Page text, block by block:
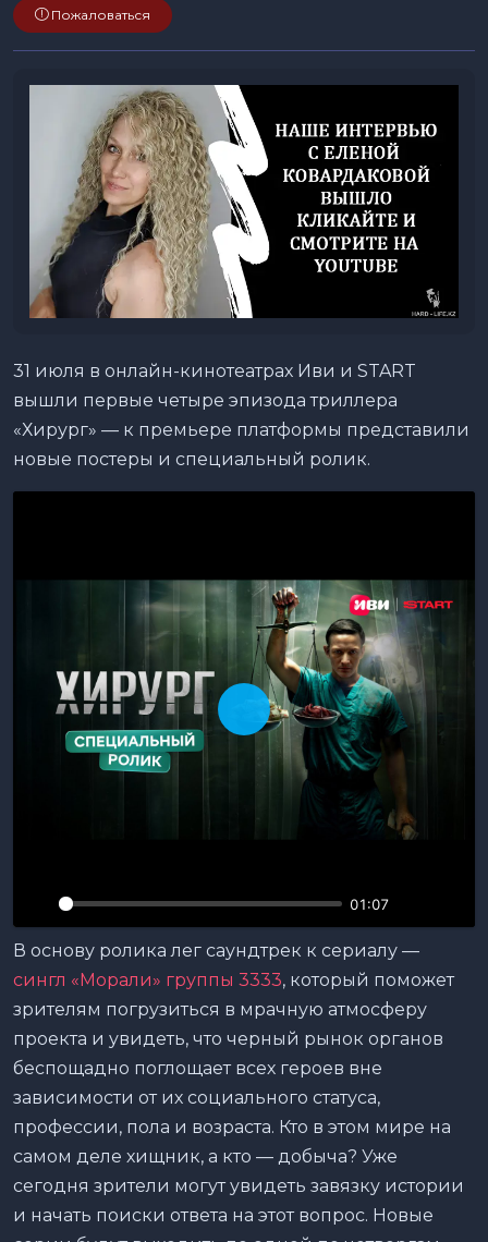
Пожаловаться
31 июля в онлайн-кинотеатрах Иви и START
вышли первые четыре эпизода триллера
«Хирург» — к премьере платформы представили
новые постеры и специальный ролик.
01:07
В
и
в
В основу ролика лег саундтрек к сериалу —
сингл «Морали» группы 3333, который поможет
зрителям погрузиться в мрачную атмосферу
проекта и увидеть, что черный рынок органов
беспощадно поглощает всех героев вне
зависимости от их социального статуса,
профессии, пола и возраста. Кто в этом мире на
самом деле хищник, а кто — добыча? Уже
сегодня зрители могут увидеть завязку истории
и начать поиски ответа на этот вопрос. Новые